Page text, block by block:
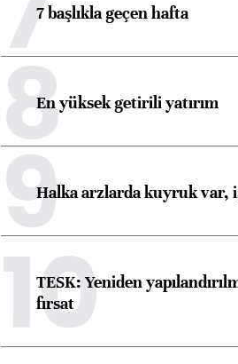
7 başlıkla geçen hafta
8En yüksek getirili yatırım
9Halka arzlarda kuyruk var,
10
TESK: Yeniden
fırsat